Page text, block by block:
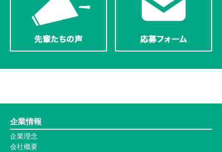
企業情報
企業理念
会社概要